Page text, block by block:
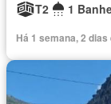
T2
1
Há 1 semana, 2